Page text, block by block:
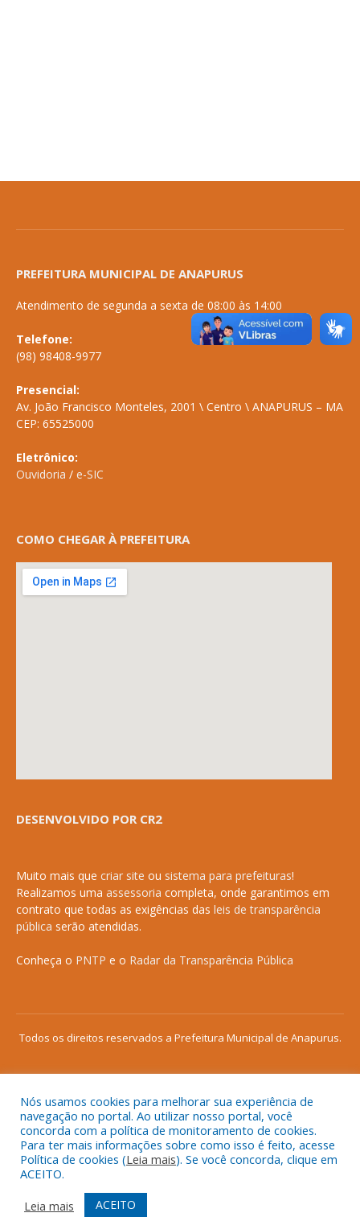
PREFEITURA MUNICIPAL DE ANAPURUS
Atendimento de segunda a sexta de 08:00 às 14:00
Telefone:
(98) 98408-9977
Presencial:
Av. João Francisco Monteles, 2001 \ Centro \ ANAPURUS – MA
CEP: 65525000
Eletrônico:
Ouvidoria / e-SIC
COMO CHEGAR À PREFEITURA
DESENVOLVIDO POR CR2
Muito mais que criar site ou sistema para prefeituras!
Realizamos uma assessoria completa, onde garantimos em
contrato que todas as exigências das leis de transparência
pública serão atendidas.
Conheça o PNTP e o Radar da Transparência Pública
Todos os direitos reservados a Prefeitura Municipal de Anapurus.
Mapa do Site
Acessar Área Administrativa
Acessar o Webmail
Nós usamos cookies para melhorar sua experiência de
navegação no portal. Ao utilizar nosso portal, você
concorda com a política de monitoramento de cookies.
Para ter mais informações sobre como isso é feito, acesse
Política de cookies (Leia mais). Se você concorda, clique em
ACEITO.
Leia mais
ACEITO